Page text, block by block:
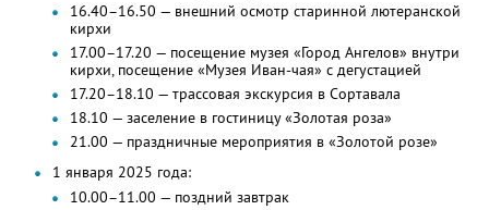
16.40–16.50 — внешний осмотр старинной лютеранской
кирхи
17.00–17.20 — посещение музея «Город Ангелов» внутри
кирхи, посещение «Музея Иван-чая» с дегустацией
17.20–18.10 — трассовая экскурсия в Сортавала
18.10 — заселение в гостиницу «Золотая роза»
21.00 — праздничные мероприятия в «Золотой розе»
1 января 2025 года:
10.00–11.00 — поздний завтрак